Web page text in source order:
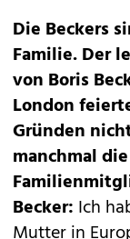
Die Beckers
Familie. Der
von Boris
London
Gründen
manchmal
Becker: Ich